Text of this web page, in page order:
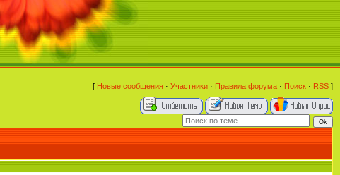
[ Новые сообщения · Участники · Правила форума · Поиск · RSS ]